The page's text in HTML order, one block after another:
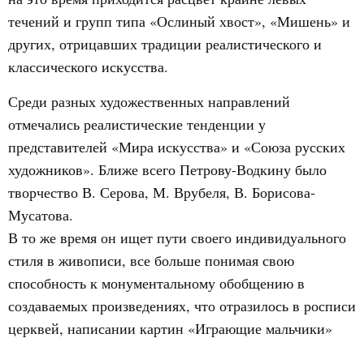
течений и групп типа «Ослиный хвост», «Мишень» и
других, отрицавших традиции реалистического и
классического искусства.
Среди разных художественных направлений
отмечались реалистические тенденции у
представителей «Мира искусства» и «Союза русских
художников». Ближе всего Петрову-Водкину было
творчество В. Серова, М. Врубеля, В. Борисова-
Мусатова.
В то же время он ищет пути своего индивидуального
стиля в живописи, все больше понимая свою
способность к монументальному обобщению в
создаваемых произведениях, что отразилось в росписи
церквей, написании картин «Играющие мальчики»